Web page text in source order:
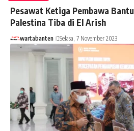
Pesawat Ketiga Pembawa
Palestina Tiba di El Arish
wartabanten Selasa, 7 November 2023